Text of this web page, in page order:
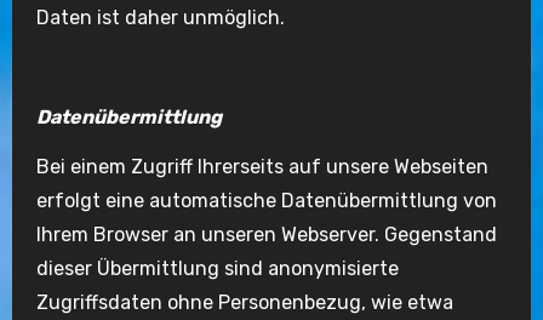
Daten ist daher unmöglich.
Datenübermittlung
Bei einem Zugriff Ihrerseits auf unsere Webseiten
erfolgt eine automatische Datenübermittlung von
Ihrem Browser an unseren Webserver. Gegenstand
dieser Übermittlung sind anonymisierte
Zugriffsdaten ohne Personenbezug, wie etwa